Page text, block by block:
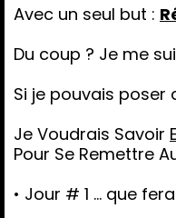
Avec un seul but :
Du coup ? Je me
Si je pouvais poser
Je Voudrais Savoir
Pour Se Remettre
• Jour # 1 ... que